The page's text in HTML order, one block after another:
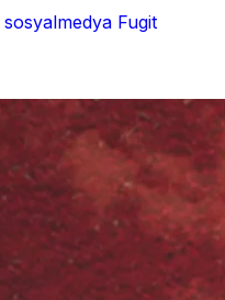
sosyalmedya Fugit